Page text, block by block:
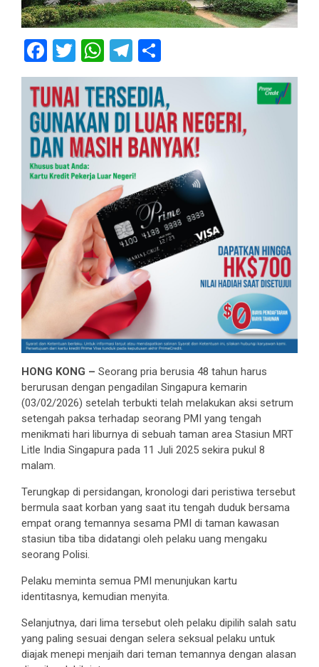
Facebook
Twitter
WhatsApp
Telegram
HONG KONG – Seorang pria berusia 48 tahun harus
berurusan dengan pengadilan Singapura kemarin
(03/02/2026) setelah terbukti telah melakukan aksi setrum
setengah paksa terhadap seorang PMI yang tengah
menikmati hari liburnya di sebuah taman area Stasiun MRT
Litle India Singapura pada 11 Juli 2025 sekira pukul 8
malam.
Terungkap di persidangan, kronologi dari peristiwa tersebut
bermula saat korban yang saat itu tengah duduk bersama
empat orang temannya sesama PMI di taman kawasan
stasiun tiba tiba didatangi oleh pelaku uang mengaku
seorang Polisi.
Pelaku meminta semua PMI menunjukan kartu
identitasnya, kemudian menyita.
Selanjutnya, dari lima tersebut oleh pelaku dipilih salah satu
yang paling sesuai dengan selera seksual pelaku untuk
diajak menepi menjaih dari teman temannya dengan alasan